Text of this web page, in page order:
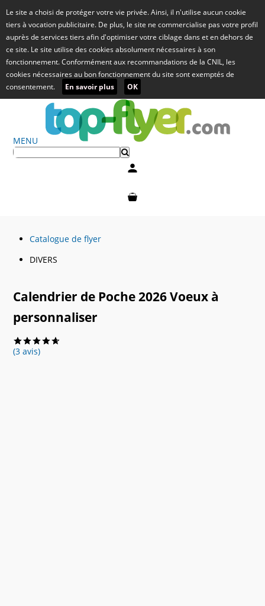
Le site a choisi de protéger votre vie privée. Ainsi, il n'utilise aucun cookie
tiers à vocation publicitaire. De plus, le site ne commercialise pas votre profil
auprès de services tiers afin d'optimiser votre ciblage dans et en dehors de
ce site. Le site utilise des cookies absolument nécessaires à son
fonctionnement. Conformément aux recommandations de la CNIL, les
cookies nécessaires au bon fonctionnement du site sont exemptés de
consentement.
En savoir plus OK
MENU
Catalogue de flyer
DIVERS
Calendrier de Poche 2026 Voeux à
personnaliser
(3 avis)